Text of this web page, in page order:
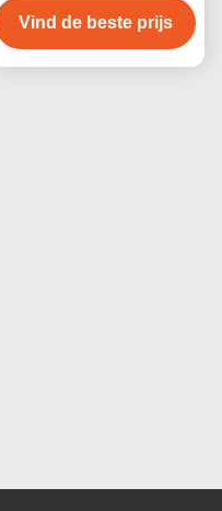
Vind de beste prijs